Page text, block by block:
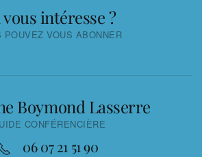
vous intéresse ?
POUVEZ VOUS ABONNER
Boymond Lasserre
CONFÉRENCIÈRE
06 07 21 51 90